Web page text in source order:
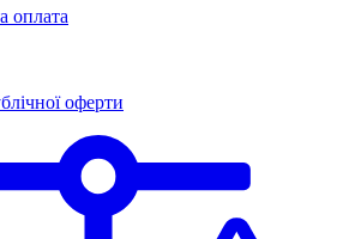
оплата
оферти